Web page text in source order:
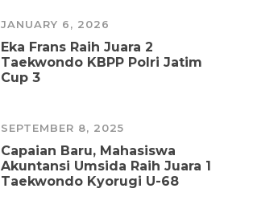
JANUARY 6, 2026
Eka Frans Raih Juara 2
Taekwondo KBPP Polri Jatim
Cup 3
SEPTEMBER 8, 2025
Capaian Baru, Mahasiswa
Akuntansi Umsida Raih Juara 1
Taekwondo Kyorugi U-68